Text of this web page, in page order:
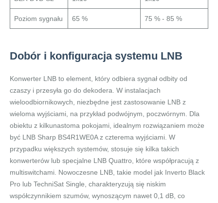
Poziom sygnału 65 % 75 % - 85 %
Dobór i konfiguracja systemu LNB
Konwerter LNB to element, który odbiera sygnał odbity od
czaszy i przesyła go do dekodera. W instalacjach
wieloodbiornikowych, niezbędne jest zastosowanie LNB z
wieloma wyjściami, na przykład podwójnym, poczwórnym. Dla
obiektu z kilkunastoma pokojami, idealnym rozwiązaniem może
być LNB Sharp BS4R1WE0A z czterema wyjściami. W
przypadku większych systemów, stosuje się kilka takich
konwerterów lub specjalne LNB Quattro, które współpracują z
multiswitchami. Nowoczesne LNB, takie model jak Inverto Black
Pro lub TechniSat Single, charakteryzują się niskim
współczynnikiem szumów, wynoszącym nawet 0,1 dB, co